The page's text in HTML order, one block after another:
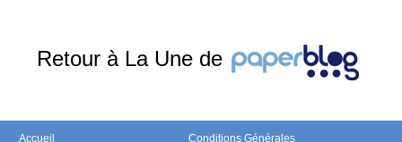
Retour à La Une de
Accueil Conditions Générales